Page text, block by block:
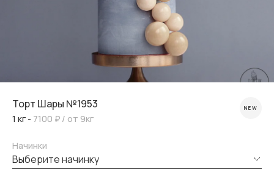
Торт Шары №1953
1 кг - 7100 ₽ / от 9кг
NEW
Начинки
выберите начинку